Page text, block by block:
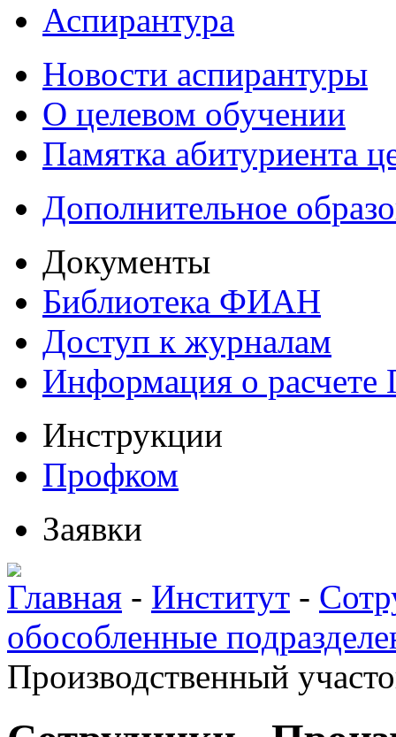
Аспирантура
Новости аспирантуры
О целевом обучении
Памятка абитуриента
Дополнительное
Документы
Библиотека ФИАН
Доступ к журналам
Информация о
Инструкции
Профком
Заявки
Главная - Институт -
обособленные
Производственный